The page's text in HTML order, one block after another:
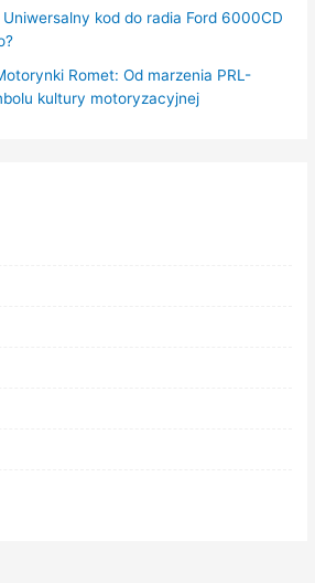
Uniwersalny kod do radia Ford 6000CD
Romet: Od marzenia PRL-
kultury motoryzacyjnej